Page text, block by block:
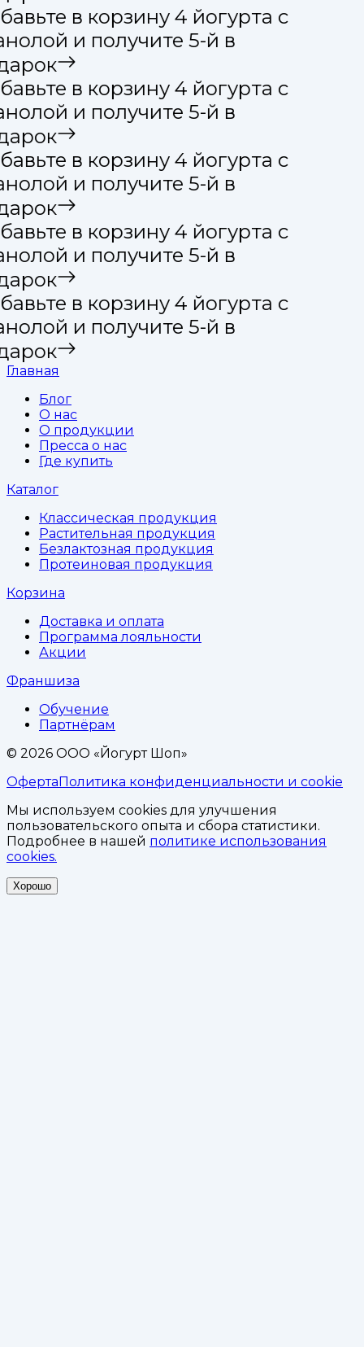
в корзину 4 йогурта с
и получите 5-й в
в корзину 4 йогурта с
и получите 5-й в
в корзину 4 йогурта с
и получите 5-й в
в корзину 4 йогурта с
и получите 5-й в
в корзину 4 йогурта с
и получите 5-й в
Главная
Блог
О нас
О продукции
Пресса о нас
Где купить
Каталог
Классическая продукция
Растительная продукция
Безлактозная продукция
Протеиновая продукция
Корзина
Доставка и оплата
Программа лояльности
Акции
Франшиза
Обучение
Партнёрам
© 2026 ООО «Йогурт Шоп»
ОфертаПолитика конфиденциальности и cookie
Мы используем cookies для улучшения
пользовательского опыта и сбора статистики.
Подробнее в нашей политике использования
cookies.
Хорошо